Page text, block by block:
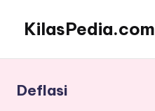
content
KilasPedia.com
Terdepan
Deflasi